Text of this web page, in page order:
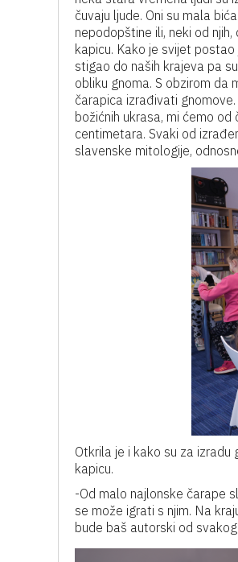
čuvaju ljude. Oni su mala
nepodopštine ili, neki od
kapicu. Kako je svijet
stigao do naših krajeva pa
obliku gnoma. S obzirom da
čarapica izrađivati
božićnih ukrasa, mi ćemo
centimetara. Svaki od
slavenske mitologije,
Otkrila je i kako su za
kapicu.
-Od malo najlonske čarape
se može igrati s njim. Na
bude baš autorski od